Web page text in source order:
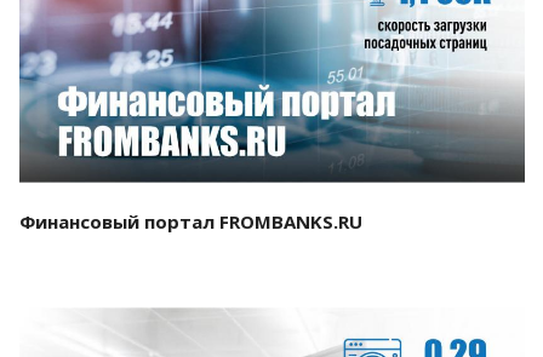
Смотреть проект
Финансовый портал FROMBANKS.RU